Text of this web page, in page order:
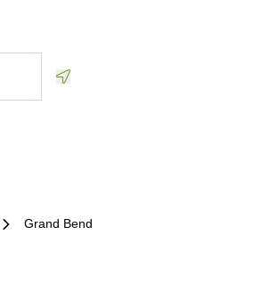
Grand Bend